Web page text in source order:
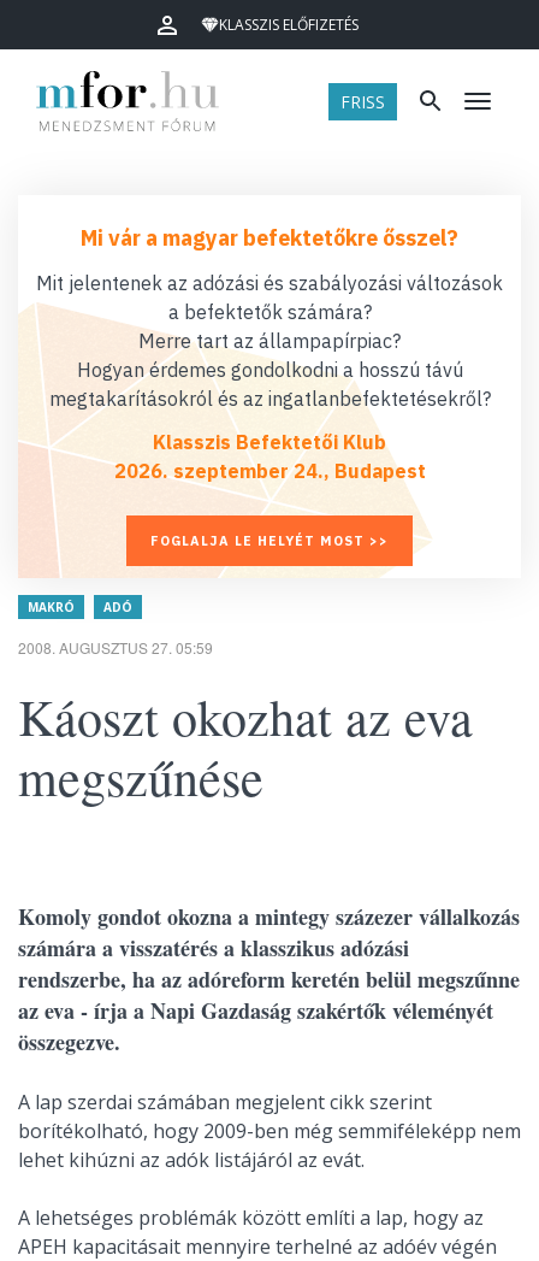
KLASSZIS ELŐFIZETÉS
FRISS Menü
Mi vár a magyar befektetőkre ősszel?
Mit jelentenek az adózási és szabályozási változások
a befektetők számára?
Merre tart az állampapírpiac?
Hogyan érdemes gondolkodni a hosszú távú
megtakarításokról és az ingatlanbefektetésekről?
Klasszis Befektetői Klub
2026. szeptember 24., Budapest
FOGLALJA LE HELYÉT MOST >>
MAKRÓ ADÓ
2008. AUGUSZTUS 27. 05:59
Káoszt okozhat az eva
megszűnése
Komoly gondot okozna a mintegy százezer vállalkozás
számára a visszatérés a klasszikus adózási
rendszerbe, ha az adóreform keretén belül megszűnne
az eva - írja a Napi Gazdaság szakértők véleményét
összegezve.
A lap szerdai számában megjelent cikk szerint
borítékolható, hogy 2009-ben még semmiféleképp nem
lehet kihúzni az adók listájáról az evát.
A lehetséges problémák között említi a lap, hogy az
APEH kapacitásait mennyire terhelné az adóév végén